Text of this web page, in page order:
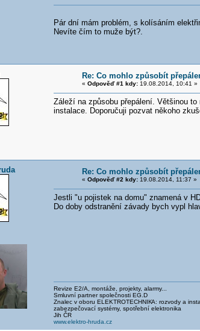
Pár dní mám problém, s kolísáním
Nevíte čím to muže být?.
Re: Co mohlo způsobít
« Odpověď #1 kdy:19.08.2014, 10:41 »
Záleží na způsobu přepálení. Většinou
instalace. Doporučuji pozvat někoho
Re: Co mohlo způsobít
« Odpověď #2 kdy:19.08.2014, 11:37 »
Jestli "u pojistek na domu" znamená v
Do doby odstranění závady bych vypl
Revize E2/A, montáže, projekty, alarmy...
Smluvní partner společnosti EG.D
Znalec v oboru ELEKTROTECHNIKA: rozvody a
zabezpečovací systémy, spotřební elektronika
Jih ČR
www.elektro-hruda.cz